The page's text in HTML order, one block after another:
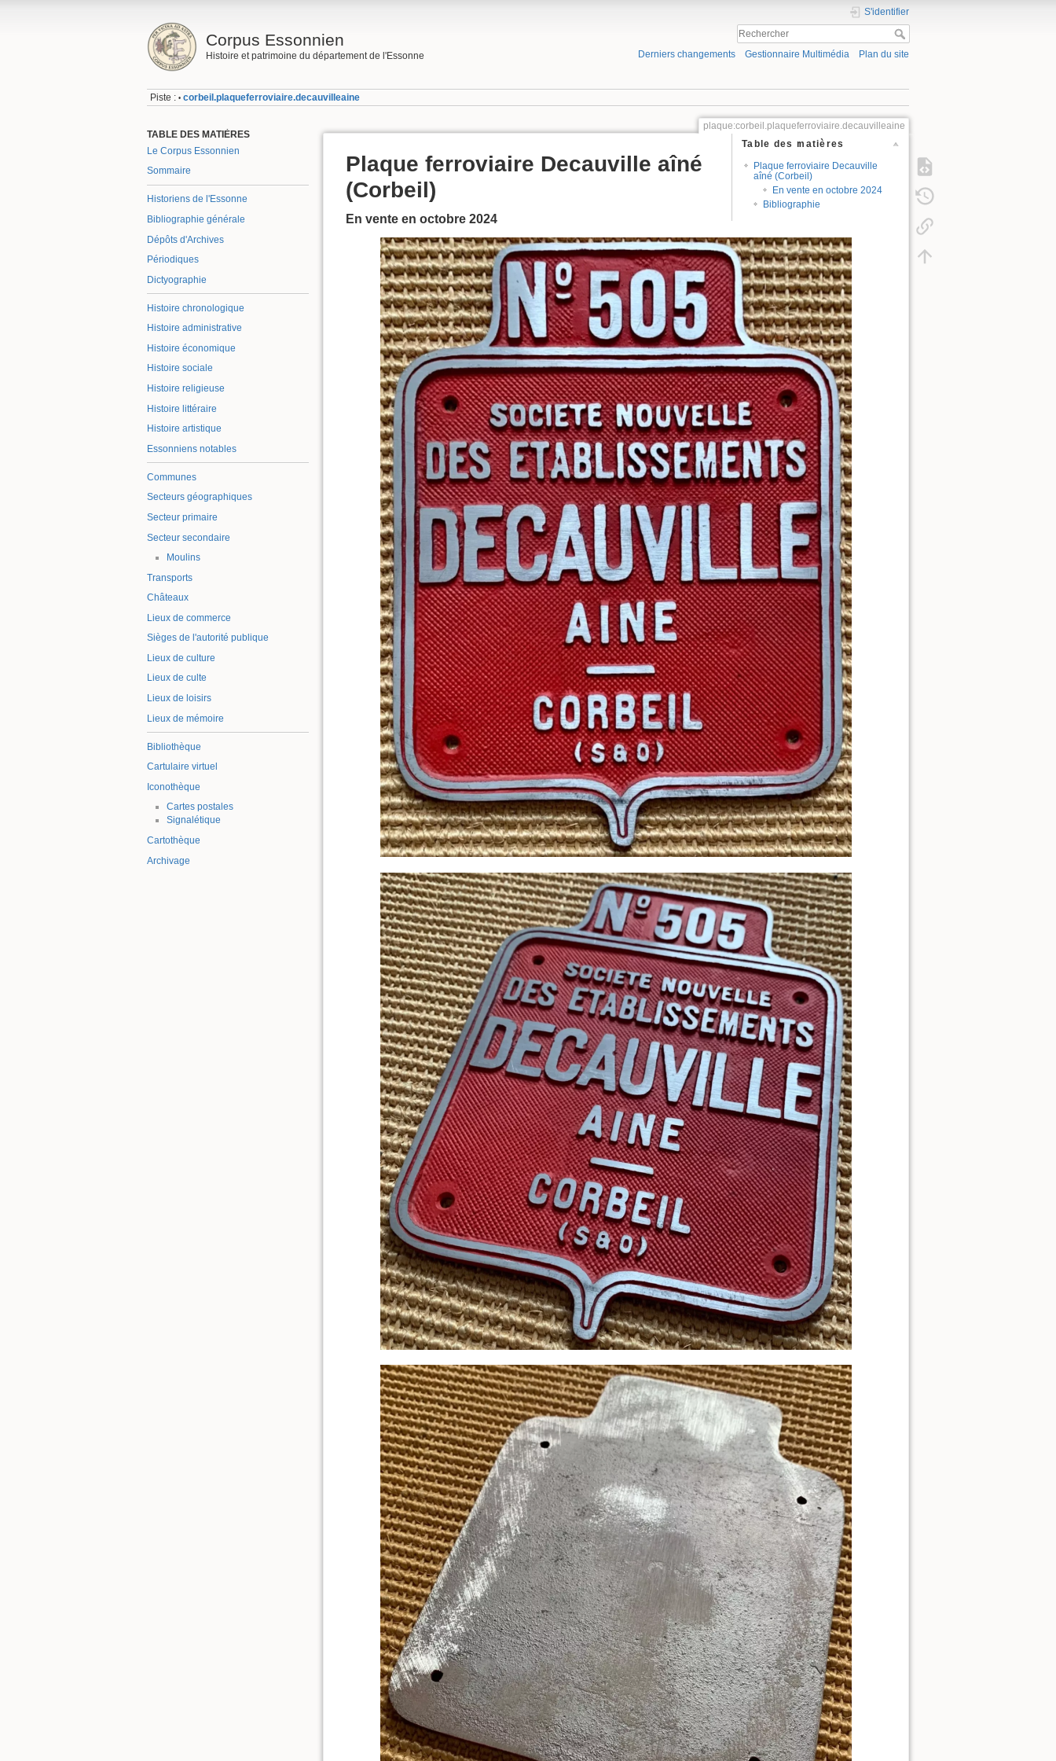
Corpus Essonnien
Histoire et patrimoine du département de l'Essonne
S'identifier
Derniers changements Gestionnaire Multimédia Plan du site
Piste : • corbeil.plaqueferroviaire.decauvilleaine
TABLE DES MATIÈRES
Le Corpus Essonnien
Sommaire
Historiens de l'Essonne
Bibliographie générale
Dépôts d'Archives
Périodiques
Dictyographie
Histoire chronologique
Histoire administrative
Histoire économique
Histoire sociale
Histoire religieuse
Histoire littéraire
Histoire artistique
Essonniens notables
Communes
Secteurs géographiques
Secteur primaire
Secteur secondaire
Moulins
Transports
Châteaux
Lieux de commerce
Sièges de l'autorité publique
Lieux de culture
Lieux de culte
Lieux de loisirs
Lieux de mémoire
Bibliothèque
Cartulaire virtuel
Iconothèque
Cartes postales
Signalétique
Cartothèque
Archivage
plaque:corbeil.plaqueferroviaire.decauvilleaine
Table des matières
Plaque ferroviaire Decauville
aîné (Corbeil)
En vente en octobre 2024
Bibliographie
Plaque ferroviaire Decauville aîné
(Corbeil)
En vente en octobre 2024